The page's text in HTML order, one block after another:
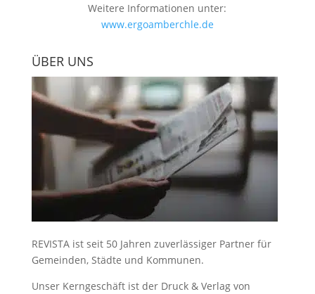
Weitere Informationen unter:
www.ergoamberchle.de
ÜBER UNS
REVISTA ist seit 50 Jahren zuverlässiger Partner für
Gemeinden, Städte und Kommunen.
Unser Kerngeschäft ist der Druck & Verlag von